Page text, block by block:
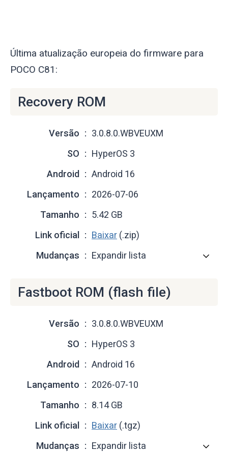
Última atualização europeia do firmware para
POCO C81:
Recovery ROM
Versão
3.0.8.0.WBVEUXM
SO
HyperOS 3
Android
Android 16
Lançamento
2026-07-06
Tamanho
5.42 GB
Link oficial
Baixar (.zip)
Mudanças
Expandir lista
Fastboot ROM (flash file)
Versão
3.0.8.0.WBVEUXM
SO
HyperOS 3
Android
Android 16
Lançamento
2026-07-10
Tamanho
8.14 GB
Link oficial
Baixar (.tgz)
Mudanças
Expandir lista